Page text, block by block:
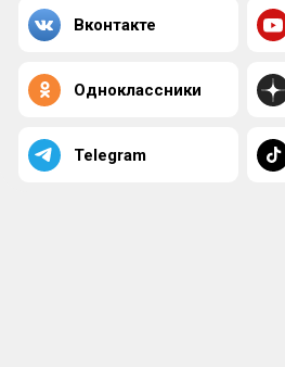
Вконтакте
Одноклассники
Telegram